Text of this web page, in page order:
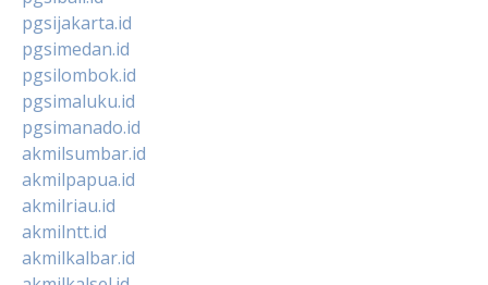
pgsijakarta.id
pgsimedan.id
pgsilombok.id
pgsimaluku.id
pgsimanado.id
akmilsumbar.id
akmilpapua.id
akmilriau.id
akmilntt.id
akmilkalbar.id